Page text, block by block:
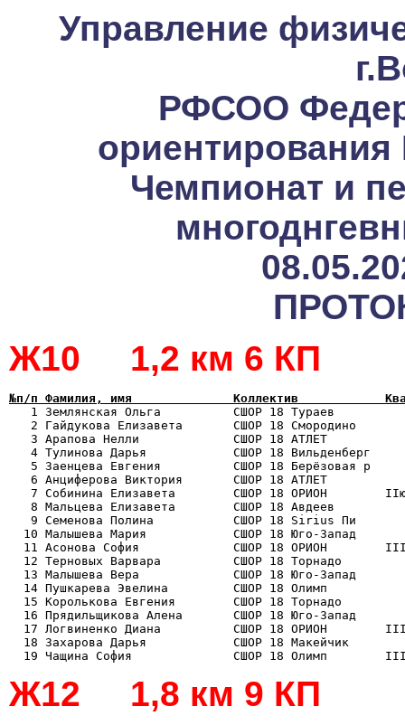
Управление
РФСОО
Чемпионат и
Ж10 1,2 км 6 КП
№п/п Фамилия, имя              Коллектив            Квал
1 Землянская Ольга          СШОР 18 Тураев
2 Гайдукова Елизавета       СШОР 18
3 Арапова Нелли             СШОР 18 АТЛЕТ
4 Тулинова Дарья            СШОР 18
5 Заенцева Евгения          СШОР 18
6 Анциферова Виктория       СШОР 18 АТЛЕТ
7 Собинина Елизавета        СШОР 18 ОРИОН
8 Мальцева Елизавета        СШОР 18 Авдеев
9 Семенова Полина           СШОР 18 Sirius
10 Малышева Мария            СШОР 18 Юго-
11 Асонова София             СШОР 18 ОРИОН
12 Терновых Варвара          СШОР 18 Торнадо
13 Малышева Вера             СШОР 18 Юго-
14 Пушкарева Эвелина         СШОР 18 Олимп
15 Королькова Евгения        СШОР 18 Торнадо
16 Прядильщикова Алена       СШОР 18 Юго-
17 Логвиненко Диана          СШОР 18 ОРИОН
18 Захарова Дарья            СШОР 18 Макейчик
Ж12 1,8 км 9 КП